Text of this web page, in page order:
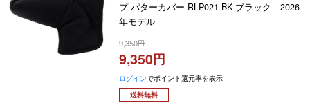
プ パターカバー RLP021 BK ブラック 2026
年モデル
9,350
9,350
ログインでポイント還元率を表示
送料無料